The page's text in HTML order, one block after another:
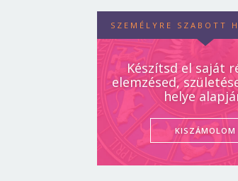
SZEMÉLYRE SZABOTT
Készítsd el saját
elemzésed,
helye
KISZÁMOLOM